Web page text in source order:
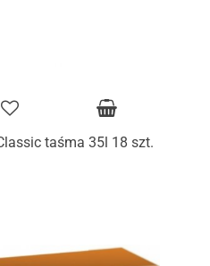
taśma 35l 18 szt.